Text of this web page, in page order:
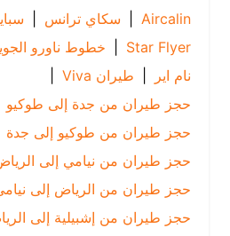
Aircalin
| سكاي ترانس | سبايس
Star Flyer
| خطوط ناورو الجوية |
| طيران Viva
|
حجز طيران من جدة إلى طوكيو |
حجز طيران من طوكيو إلى جدة
حجز طيران من نيامي إلى الرياض
|
حجز طيران من الرياض إلى نيامي |
حجز طيران من إشبيلية إلى الرياض
|